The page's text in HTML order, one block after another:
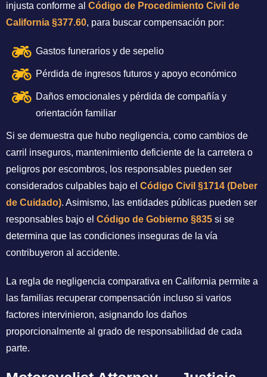
injusta conforme al Código de Procedimiento Civil de
California §377.60, para buscar compensación por:
Gastos funerarios y de sepelio
Pérdida de ingresos futuros y apoyo económico
Daños emocionales y pérdida de compañía y
orientación familiar
Si se demuestra que hubo negligencia, como cambios de
carril inseguros, mantenimiento deficiente de la carretera o
peligros por escombros, los responsables pueden ser
considerados culpables bajo el Código Civil §1714 (Deber
de Cuidado). Asimismo, las entidades públicas pueden ser
responsables bajo el Código de Gobierno §835 si se
determina que las condiciones inseguras de la vía
contribuyeron al accidente.
La regla de negligencia comparativa en California permite a
las familias recuperar compensación incluso si varios
factores intervinieron, asignando los daños
proporcionalmente al grado de responsabilidad de cada
parte.